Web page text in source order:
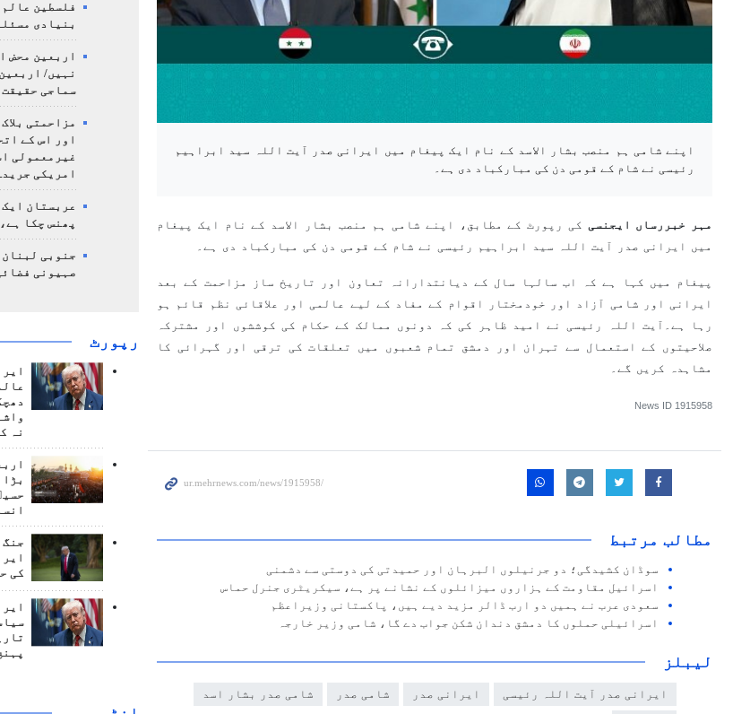
اپنے شامی ہم منصب بشار الاسد کے نام ایک پیغام میں ایرانی صدر آیت اللہ سید ابراہیم
رئیسی نے شام کے قومی دن کی مبارکباد دی ہے۔
مہر خبررساں ایجنسی کی رپورٹ کے مطابق، اپنے شامی ہم منصب بشار الاسد کے نام ایک پیغام
میں ایرانی صدر آیت اللہ سید ابراہیم رئیسی نے شام کے قومی دن کی مبارکباد دی ہے۔
پیغام میں کہا ہے کہ اب سالہا سال کے دیانتدارانہ تعاون اور تاریخ ساز مزاحمت کے بعد
ایرانی اور شامی آزاد اور خودمختار اقوام کے مفاد کے لیے عالمی اور علاقائی نظم قائم ہو
رہا ہے۔آیت اللہ رئیسی نے امید ظاہر کی کہ دونوں ممالک کے حکام کی کوششوں اور مشترکہ
صلاحیتوں کے استعمال سے تہران اور دمشق تمام شعبوں میں تعلقات کی ترقی اور گہرائی کا
مشاہدہ کریں گے۔
News ID 1915958
مطالب مرتبط
سوڈان کشیدگی؛ دو جرنیلوں البرہان اور حمیدتی کی دوستی سے دشمنی
اسرائیل مقاومت کے ہزاروں میزائلوں کے نشانے پر ہے، سیکریٹری جنرل حماس
سعودی عرب نے ہمیں دو ارب ڈالر مزید دیے ہیں، پاکستانی وزیراعظم
اسرائیلی حملوں کا دمشق دندان شکن جواب دے گا، شامی وزیر خارجہ
لیبلز
ایرانی صدر آیت اللہ رئیسی ایرانی صدر شامی صدر شامی صدر بشار اسد
فلسطین عالم
بنیادی
اربعین محض
نہیں/
سماجی
مزاحمتی
اور اس کے
غیرمعمولی
امریکی
عربستان
پھنس چکا
جنوبی لبنان
صہیونی
رپورٹ
نہ
جنگ
کی